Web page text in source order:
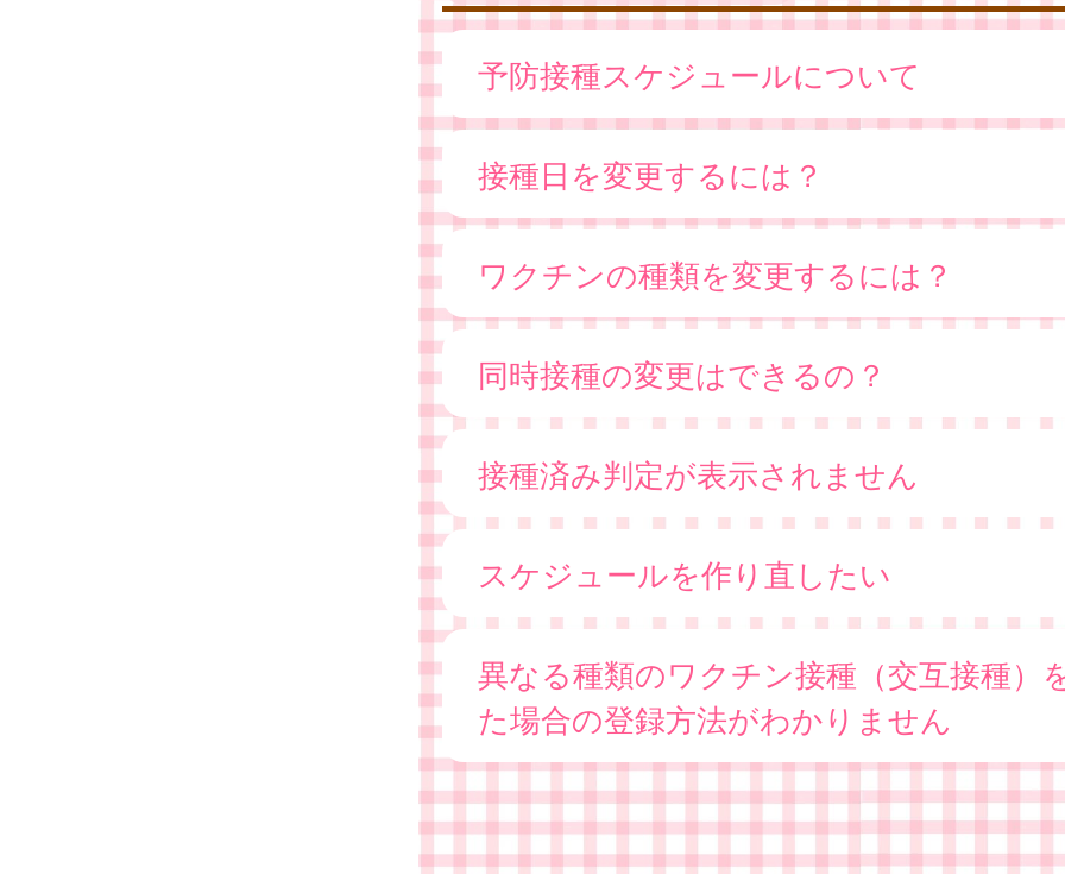
予防接種スケジュールについて
接種日を変更するには？
ワクチンの種類を変更するには？
同時接種の変更はできるの？
接種済み判定が表示されません
スケジュールを作り直したい
異なる種類のワクチン接種（交互接種）
た場合の登録方法がわかりません